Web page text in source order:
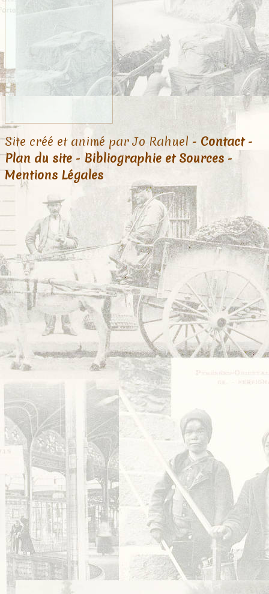
Site créé et animé par Jo Rahuel - Contact-
Plan du site - Bibliographie et Sources -
Mentions Légales